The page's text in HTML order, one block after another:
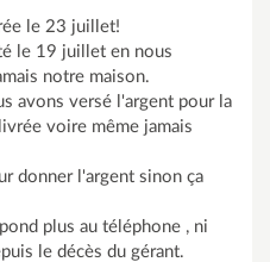
le 23 juillet!
le 19 juillet en nous
notre maison.
avons versé l'argent pour la
voire même jamais
donner l'argent sinon ça
plus au téléphone , ni
le décès du gérant.